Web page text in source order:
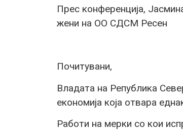
Прес конференција,
жени на ОО СДСМ Ресен
Почитувани,
Владата на Република
економија која отвара
Работи на мерки со кои